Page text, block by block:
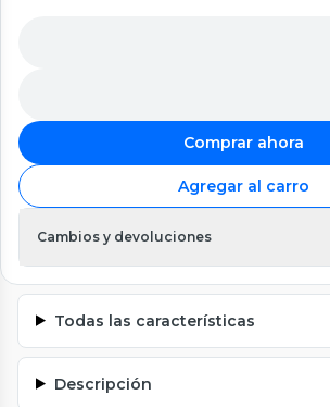
Comprar ahora
Agregar al carro
Cambios y devoluciones
Todas las características
Descripción